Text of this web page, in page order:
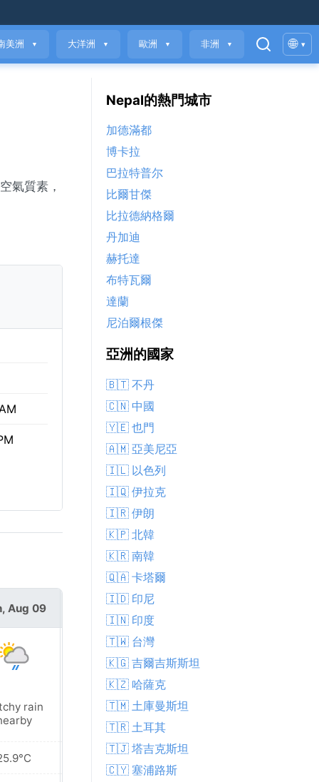
美洲 ▼ 大洋洲 ▼ 歐洲 ▼ 非洲 ▼ 🌐 ▾
氣質素，
Aug 09
rain
Mon, Aug 10
Patchy rain
nearby
26.8°C
Nepal的熱門城市
加德滿都
博卡拉
巴拉特普尔
比爾甘傑
比拉德納格爾
丹加迪
赫托達
布特瓦爾
達蘭
尼泊爾根傑
亞洲的國家
🇧🇹 不丹
🇨🇳 中國
🇾🇪 也門
🇦🇲 亞美尼亞
🇮🇱 以色列
🇮🇶 伊拉克
🇮🇷 伊朗
🇰🇵 北韓
🇰🇷 南韓
🇶🇦 卡塔爾
🇮🇩 印尼
🇮🇳 印度
🇹🇼 台灣
🇰🇬 吉爾吉斯斯坦
🇰🇿 哈薩克
🇹🇲 土庫曼斯坦
🇹🇷 土耳其
🇹🇯 塔吉克斯坦
🇨🇾 塞浦路斯